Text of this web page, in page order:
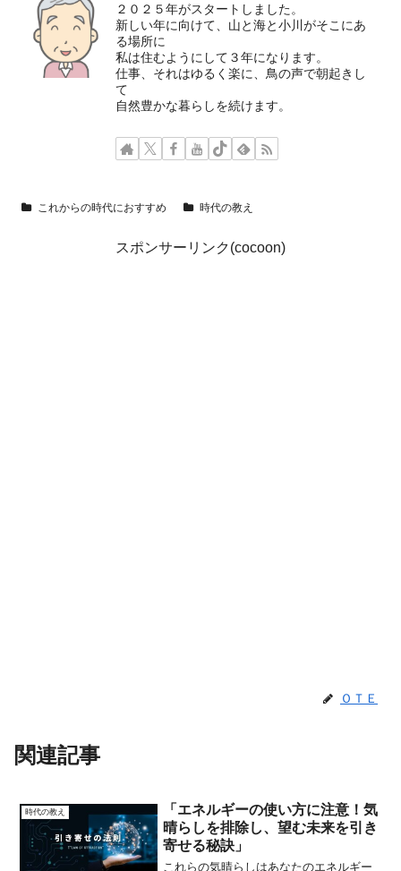
２０２５年がスタートしました。
新しい年に向けて、山と海と小川がそこにあ
る場所に
私は住むようにして３年になります。
仕事、それはゆるく楽に、鳥の声で朝起きし
て
自然豊かな暮らしを続けます。
これからの時代におすすめ 時代の教え
スポンサーリンク(cocoon)
ＯＴＥ
関連記事
時代の教え
「エネルギーの使い方に注意！気
晴らしを排除し、望む未来を引き
寄せる秘訣」
これらの気晴らしはあなたのエネルギー